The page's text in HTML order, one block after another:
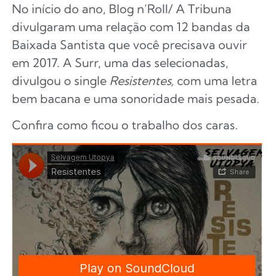
No início do ano, Blog n’Roll/ A Tribuna
divulgaram uma relação com 12 bandas da
Baixada Santista que você precisava ouvir
em 2017. A Surr, uma das selecionadas,
divulgou o single Resistentes, com uma letra
bem bacana e uma sonoridade mais pesada.
Confira como ficou o trabalho dos caras.